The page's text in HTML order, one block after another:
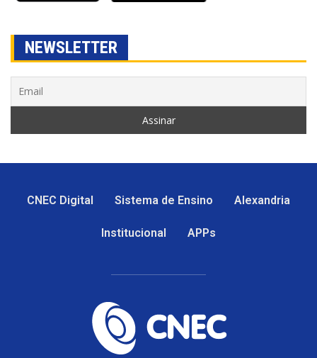
NEWSLETTER
CNEC Digital Sistema de Ensino Alexandria
Institucional APPs